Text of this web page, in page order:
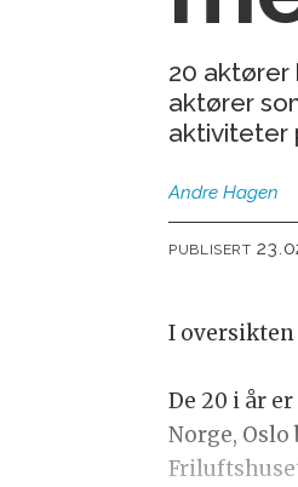
20
aktører
aktiviteter
Andre Hagen
PUBLISERT
I
De 20 i år
Norge,